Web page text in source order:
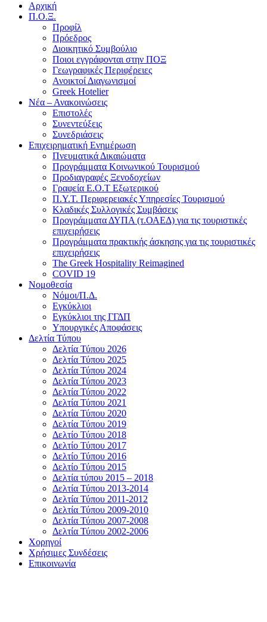
Αρχική
Π.Ο.Ξ.
Προφίλ
Πρόεδρος
Διοικητικό Συμβούλιο
Ποιοι εγγράφονται στην ΠΟΞ
Γεωγραφικές Περιφέρειες
Ανοικτοί Διαγωνισμoί
Greek Hotelier
Νέα – Ανακοινώσεις
Επιστολές
Συνεντεύξεις
Συνεδριάσεις
Επιχειρηματική Ενημέρωση
Πνευματικά Δικαιώματα
Προγράμματα Κοινωνικού Τουρισμού
Προδιαγραφές Ξενοδοχείων
Γραφεία Ε.Ο.Τ Εξωτερικού
Π.Υ.Τ. Περιφερειακές Υπηρεσίες Τουρισμού
Κλαδικές Συλλογικές Συμβάσεις
Προγράμματα ΔΥΠΑ (τ.ΟΑΕΔ) για τις τουριστικές
επιχειρήσεις
Προγράμματα πρακτικής άσκησης για τις τουριστικές
επιχειρήσεις
The Greek Hospitality Reimagined
COVID 19
Νομοθεσία
Νόμοι/Π.Δ.
Εγκύκλιοι
Εγκύκλιοι της ΓΓΔΠ
Υπουργικές Αποφάσεις
Δελτία Τύπου
Δελτία Τύπου 2026
Δελτία Τύπου 2025
Δελτία Τύπου 2024
Δελτία Τύπου 2023
Δελτία Τύπου 2022
Δελτία Τύπου 2021
Δελτία Τύπου 2020
Δελτία Τύπου 2019
Δελτίο Τύπου 2018
Δελτίο Τύπου 2017
Δελτίο Τύπου 2016
Δελτίο Τύπου 2015
Δελτία τύπου 2015 – 2018
Δελτία Τύπου 2013-2014
Δελτία Τύπου 2011-2012
Δελτία Τύπου 2009-2010
Δελτία Τύπου 2007-2008
Δελτία Τύπου 2002-2006
Χορηγοί
Χρήσιμες Συνδέσεις
Επικοινωνία